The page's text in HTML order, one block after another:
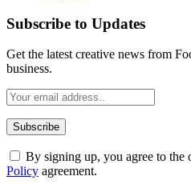
Subscribe to Updates
Get the latest creative news from
business.
By signing up, you agree to the
Policy agreement.